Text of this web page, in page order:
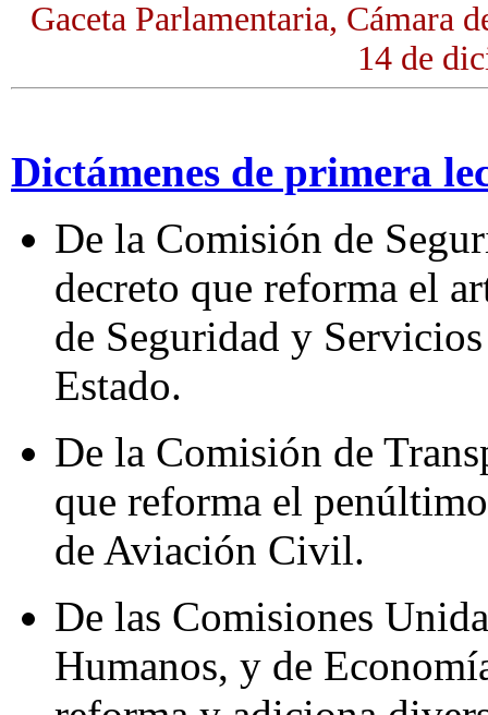
Gaceta Parlamentaria, Cámara
14 de
Dictámenes de primera
De la Comisión de
decreto que reforma el
de Seguridad y
Estado.
De la Comisión de
que reforma el
de Aviación Civil.
De las Comisiones
Humanos, y de